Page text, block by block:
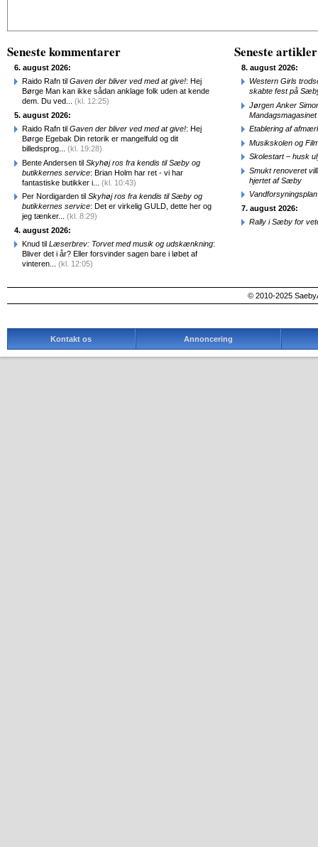
Seneste kommentarer
6. august 2026:
Raido Rafn til Gaven der bliver ved med at give!: Hej
Børge Man kan ikke sådan anklage folk uden at kende
dem. Du ved... (kl. 12:25)
5. august 2026:
Raido Rafn til Gaven der bliver ved med at give!: Hej
Børge Egebak Din retorik er mangelfuld og dit
billedsprog... (kl. 19:28)
Bente Andersen til Skyhøj ros fra kendis til Sæby og
butikkernes service: Brian Holm har ret - vi har
fantastiske butikker i... (kl. 10:43)
Per Nordigarden til Skyhøj ros fra kendis til Sæby og
butikkernes service: Det er virkelig GULD, dette her og
jeg tænker... (kl. 8:29)
4. august 2026:
Knud til Læserbrev: Torvet med musik og udskænkning:
Bliver det i år? Eller forsvinder sagen bare i løbet af
vinteren... (kl. 12:05)
Seneste artikler
8. august 2026:
Western Girls
skabte fest på
Jørgen Anker
Mandagsmagasinet
Etablering af
Musikskolen og
Skolestart – husk
Smukt renoveret
hjertet af Sæby
7. august 2026:
Rally i Sæby for
© 2010-2025
Kontakt os Annoncering